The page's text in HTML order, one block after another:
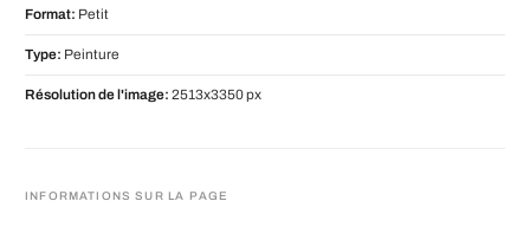
Format: Petit
Type: Peinture
Résolution de l'image: 2513x3350 px
INFORMATIONS SUR LA PAGE